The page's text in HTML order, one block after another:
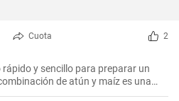
Cuota 2
y sencillo para preparar un
de atún y maíz es una
de proteína y color a nuestra